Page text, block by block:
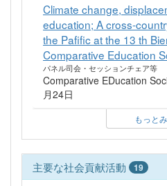
Climate change,
education; A cross-
the Pafific at the 13 th
Comparative Education
パネル司会・セッションチェア等
Comparative EDucation
月24日
もっと
主要な社会貢献活動 19